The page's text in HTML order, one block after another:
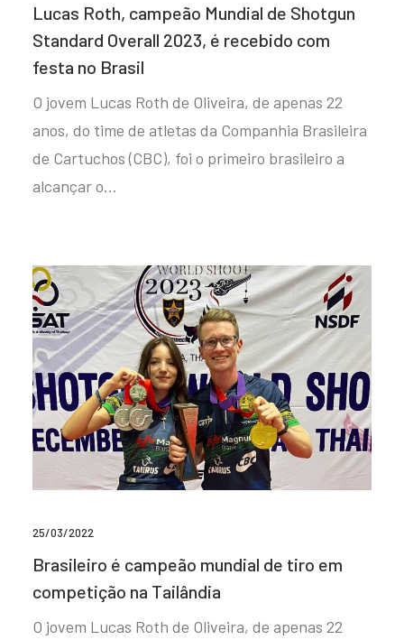
Lucas Roth, campeão Mundial de Shotgun
Standard Overall 2023, é recebido com
festa no Brasil
O jovem Lucas Roth de Oliveira, de apenas 22
anos, do time de atletas da Companhia Brasileira
de Cartuchos (CBC), foi o primeiro brasileiro a
alcançar o…
25/03/2022
Brasileiro é campeão mundial de tiro em
competição na Tailândia
O jovem Lucas Roth de Oliveira, de apenas 22